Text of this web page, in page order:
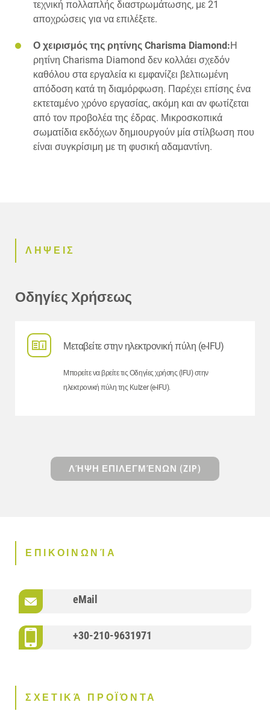
τεχνική πολλαπλής διαστρωμάτωσης, με 21
αποχρώσεις για να επιλέξετε.
Ο χειρισμός της ρητίνης Charisma Diamond:Η
ρητίνη Charisma Diamond δεν κολλάει σχεδόν
καθόλου στα εργαλεία κι εμφανίζει βελτιωμένη
απόδοση κατά τη διαμόρφωση. Παρέχει επίσης ένα
εκτεταμένο χρόνο εργασίας, ακόμη και αν φωτίζεται
από τον προβολέα της έδρας. Μικροσκοπικά
σωματίδια εκδόχων δημιουργούν μία στίλβωση που
είναι συγκρίσιμη με τη φυσική αδαμαντίνη.
ΛΗΨΕΙΣ
Οδηγίες Χρήσεως
Μεταβείτε στην ηλεκτρονική πύλη (e-IFU)
Μπορείτε να βρείτε τις Οδηγίες χρήσης (IFU) στην
ηλεκτρονική πύλη της Kulzer (e-IFU).
ΛΉΨΗ ΕΠΙΛΕΓΜΈΝΩΝ (ZIP)
ΕΠΙΚΟΙΝΩΝΊΑ
eMail
+30-210-9631971
ΣΧΕΤΙΚΆ ΠΡΟΪΌΝΤΑ